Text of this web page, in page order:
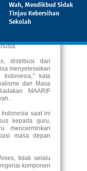
Wah, Mendikbud Sidak
Tinjau Kebersihan
Sekolah
Anies Baswedan
Anies
ujung tombak
distribusi dan
menyelesaikan
kata
dan Masa
MAARIF
saat ini
kepada guru,
mencerminkan
masa depan
tidak selalu
komponen